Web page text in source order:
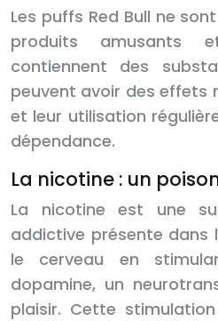
Les puffs Red Bull ne
produits amusants
contiennent des
peuvent avoir des effets
et leur utilisation
dépendance.
La nicotine : un
La nicotine est une
addictive présente dans
le cerveau en
dopamine, un
plaisir. Cette